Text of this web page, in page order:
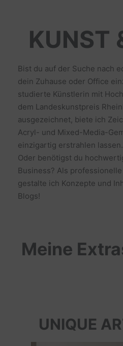
KUNST
Bist du auf der Suche nach
dein Zuhause oder Office
studierte Künstlerin mit
dem Landeskunstpreis
ausgezeichnet, biete ich
Acryl- und Mixed-Media-
einzigartig erstrahlen lassen.
Oder benötigst du
Business? Als
gestalte ich Konzepte und
Blogs!
Meine
UNIQUE